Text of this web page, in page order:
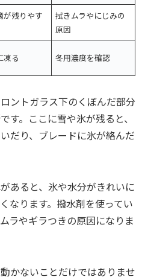
が残りやす
拭きムラやにじみの
原因
凍る 冬用濃度を確認
ントガラス下のくぼんだ部分
す。ここに雪や氷が残ると、
だり、ブレードに氷が絡んだ
あると、氷や水分がきれいに
なります。撥水剤を使ってい
ラやギラつきの原因になりま
かないことだけではありませ